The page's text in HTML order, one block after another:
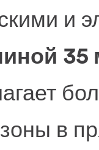
и
35
в